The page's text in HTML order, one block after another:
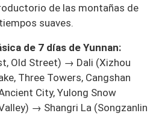
de las montañas de
suaves.
de 7 días de Yunnan:
Old Street) → Dali (Xizhou
Three Towers, Cangshan
City, Yulong Snow
→ Shangri La (Songzanlin